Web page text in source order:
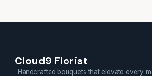
Cloud9 Florist
Handcrafted bouquets that elevate every